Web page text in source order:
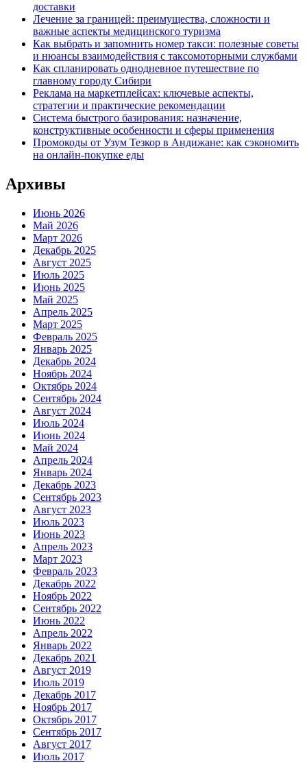
доставки
Лечение за границей: преимущества, сложности и
важные аспекты медицинского туризма
Как выбрать и запомнить номер такси: полезные советы
и нюансы взаимодействия с таксомоторными службами
Как спланировать однодневное путешествие по
главному городу Сибири
Реклама на маркетплейсах: ключевые аспекты,
стратегии и практические рекомендации
Система быстрого базирования: назначение,
конструктивные особенности и сферы применения
Промокоды от Узум Тезкор в Андижане: как сэкономить
на онлайн-покупке еды
Архивы
Июнь 2026
Май 2026
Март 2026
Декабрь 2025
Август 2025
Июль 2025
Июнь 2025
Май 2025
Апрель 2025
Март 2025
Февраль 2025
Январь 2025
Декабрь 2024
Ноябрь 2024
Октябрь 2024
Сентябрь 2024
Август 2024
Июль 2024
Июнь 2024
Май 2024
Апрель 2024
Январь 2024
Декабрь 2023
Сентябрь 2023
Август 2023
Июль 2023
Июнь 2023
Апрель 2023
Март 2023
Февраль 2023
Декабрь 2022
Ноябрь 2022
Сентябрь 2022
Июнь 2022
Апрель 2022
Январь 2022
Декабрь 2021
Август 2019
Июль 2019
Декабрь 2017
Ноябрь 2017
Октябрь 2017
Сентябрь 2017
Август 2017
Июль 2017